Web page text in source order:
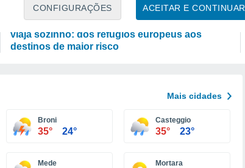
ACEITAR E CONTINUAR
CONFIGURAÇÕES
ATUALIDADE
O mapa geográfico da segurança para quem
viaja sozinho: dos refúgios europeus aos
destinos de maior risco
Mais cidades
Broni
35° 24°
Casteggio
35° 23°
Mede Mortara